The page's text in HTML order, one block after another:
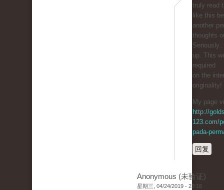
truly read
like this
another
thoughts
up. This
required
on the
originality!
My page
http://
123.com/
pada-
回复
Anonymous (未验证)
星期三, 04/24/2019 - 23:16